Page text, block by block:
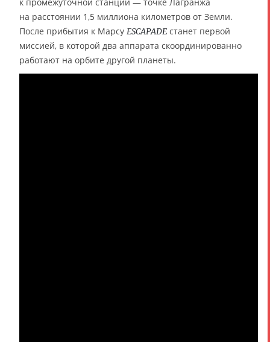
к промежуточной станции — точке Лагранжа
на расстоянии 1,5 миллиона километров от Земли.
После прибытия к Марсу ESCAPADE станет первой
миссией, в которой два аппарата скоординированно
работают на орбите другой планеты.